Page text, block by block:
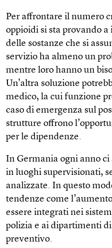
Per affrontare il numero
oppioidi si sta provando
delle sostanze che si
servizio ha almeno un
mentre loro hanno un
Un’altra soluzione
medico, la cui funzione
caso di emergenza sul
strutture offrono
per le dipendenze.
In Germania ogni anno
in luoghi supervisionati,
analizzate. In questo
tendenze come
essere integrati nei
polizia e ai dipartimenti
preventivo.